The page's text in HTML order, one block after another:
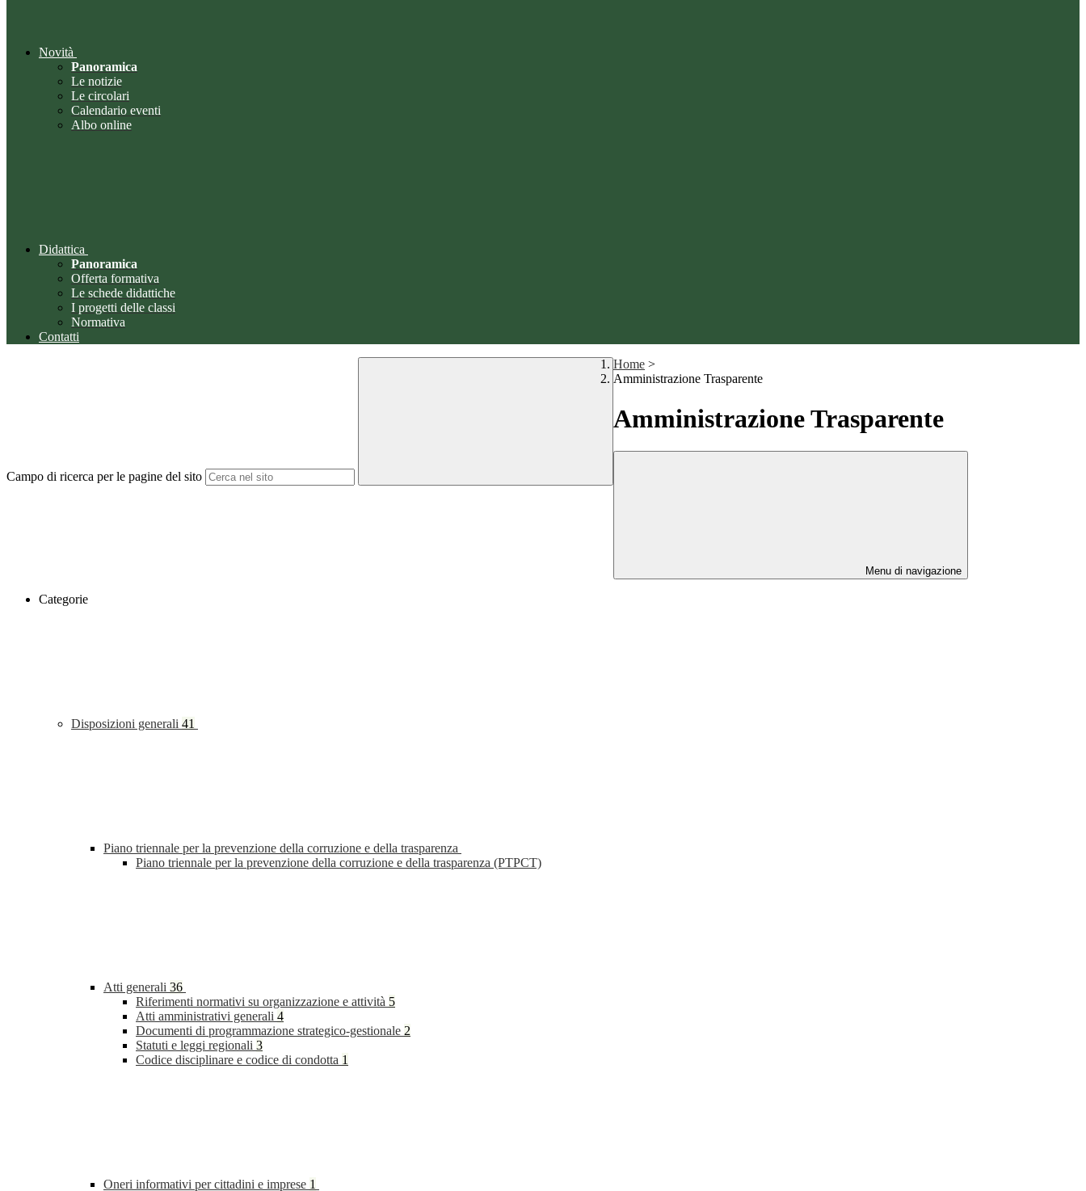
Novità
Panoramica
Le notizie
Le circolari
Calendario eventi
Albo online
Didattica
Panoramica
Offerta formativa
Le schede didattiche
I progetti delle classi
Normativa
Contatti
Campo di ricerca per le pagine del sito
Home >
Amministrazione Trasparente
Amministrazione Trasparente
Menu di navigazione
Categorie
Disposizioni generali 41
Piano triennale per la prevenzione della corruzione e della trasparenza
Piano triennale per la prevenzione della corruzione e della trasparenza (PTPCT)
Atti generali 36
Riferimenti normativi su organizzazione e attività 5
Atti amministrativi generali 4
Documenti di programmazione strategico-gestionale 2
Statuti e leggi regionali 3
Codice disciplinare e codice di condotta 1
Oneri informativi per cittadini e imprese 1